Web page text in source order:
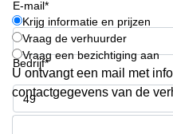
space
Zwolle
Coworking
Haarlem
Kantoor
Huren
E-mail*
Bedrijf*
Telefoonnummer*
Krijg informatie en prijzen
Vraag de verhuurder
Vraag een bezichtiging aan
U ontvangt een mail met
contactgegevens van de